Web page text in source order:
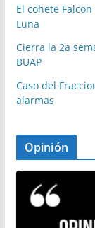
El cohete
Luna
Cierra la 2a
BUAP
Caso del
alarmas
Opinión